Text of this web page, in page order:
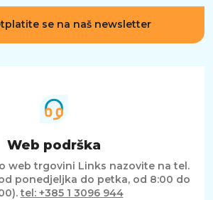
se na naš newsletter
Web podrška
web trgovini Links nazovite na tel.
ponedjeljka do petka, od 8:00 do
tel: +385 1 3096 944